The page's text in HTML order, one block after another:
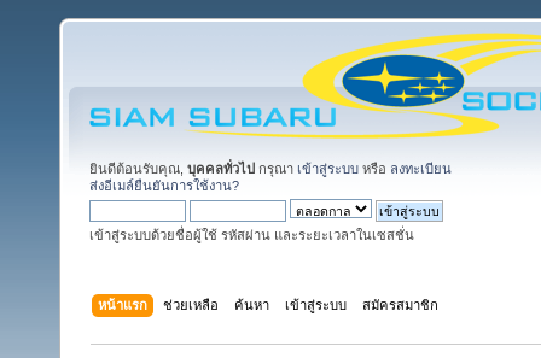
ยินดีต้อนรับคุณ, บุคคลทั่วไป กรุณา เข้าสู่ระบบ หรือ ลงทะเบียน
ส่งอีเมล์ยืนยันการใช้งาน?
เข้าสู่ระบบด้วยชื่อผู้ใช้ รหัสผ่าน และระยะเวลาในเซสชั่น
หน้าแรก ช่วยเหลือ ค้นหา เข้าสู่ระบบ สมัครสมาชิก